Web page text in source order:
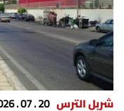
شربل الترس 20 . 07 . 2026